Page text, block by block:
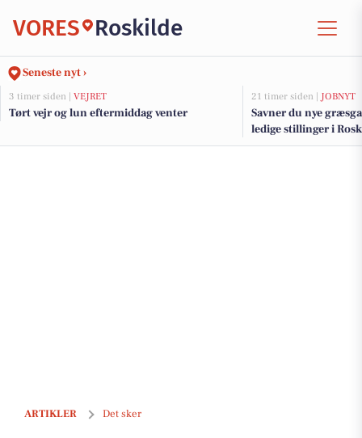
VORES Roskilde
Seneste nyt ›
3 timer siden | VEJRET
Tørt vejr og lun eftermiddag venter
21 timer siden | JOBNYT
Savner du nye
ledige stillinger i
ARTIKLER Det sker
Kom i gang med løb: Gratis prøvetræning i Roskilde